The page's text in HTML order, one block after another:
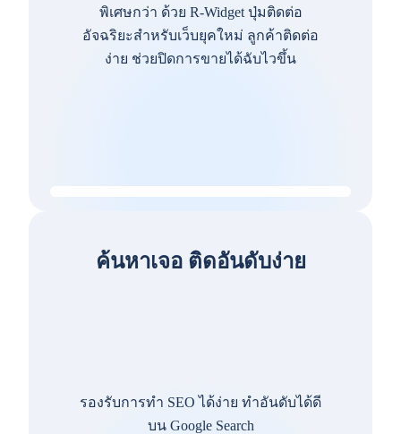
พิเศษกว่า ด้วย R-Widget ปุ่มติดต่อ
อัจฉริยะสำหรับเว็บยุคใหม่ ลูกค้าติดต่อ
ง่าย ช่วยปิดการขายได้ฉับไวขึ้น
ค้นหาเจอ ติดอันดับง่าย
รองรับการทำ SEO ได้ง่าย ทำอันดับได้ดี
บน Google Search